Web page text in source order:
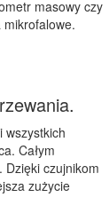
masowy czy
wszystkich
Całym
Dzięki czujnikom
zużycie